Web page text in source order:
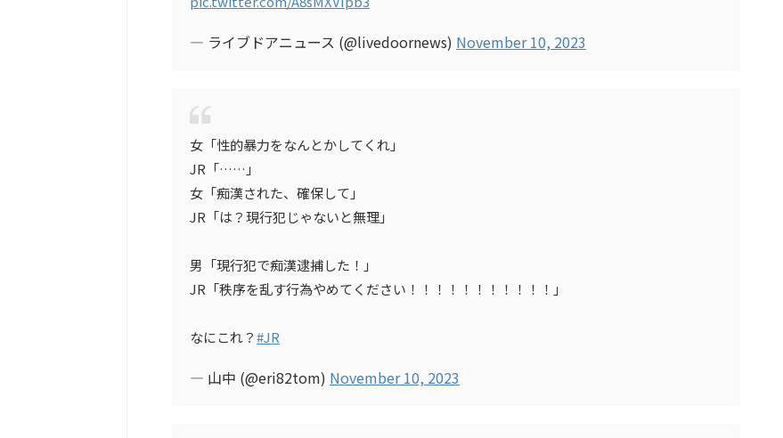
— ライブドアニュース (@livedoornews) November 10, 2023
女「性的暴力をなんとかしてくれ」
JR「……」
女「痴漢された、確保して」
JR「は？現行犯じゃないと無理」
男「現行犯で痴漢逮捕した！」
JR「秩序を乱す行為やめてください！！！！！！！！！！！」
なにこれ？#JR
— 山中 (@eri82tom) November 10, 2023